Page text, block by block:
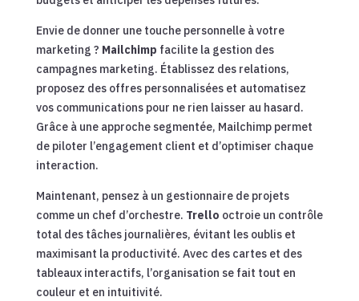
Envie de donner une touche personnelle à votre
marketing ? Mailchimp facilite la gestion des
campagnes marketing. Établissez des relations,
proposez des offres personnalisées et automatisez
vos communications pour ne rien laisser au hasard.
Grâce à une approche segmentée, Mailchimp permet
de piloter l’engagement client et d’optimiser chaque
interaction.
Maintenant, pensez à un gestionnaire de projets
comme un chef d’orchestre. Trello octroie un contrôle
total des tâches journalières, évitant les oublis et
maximisant la productivité. Avec des cartes et des
tableaux interactifs, l’organisation se fait tout en
couleur et en intuitivité.